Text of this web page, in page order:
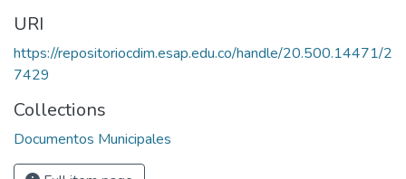
URI
https://repositoriocdim.esap.edu.co/handle/20.500.14471/2
7429
Collections
Documentos Municipales